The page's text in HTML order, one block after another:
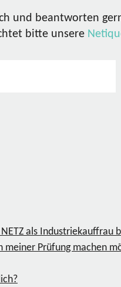
und beantworten
bitte unsere
als
Prüfung machen